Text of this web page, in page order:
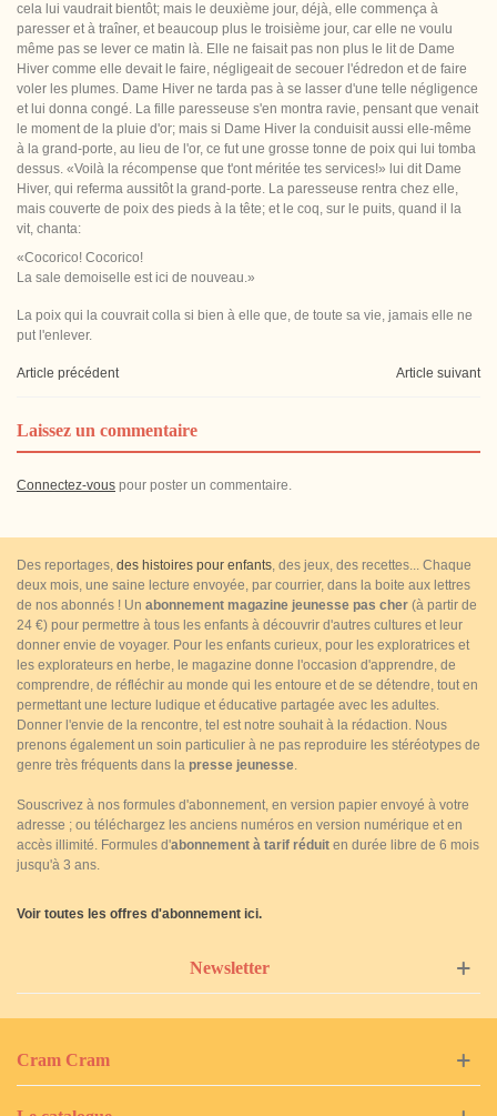
cela lui vaudrait bientôt; mais le deuxième jour, déjà, elle commença à
paresser et à traîner, et beaucoup plus le troisième jour, car elle ne voulu
même pas se lever ce matin là. Elle ne faisait pas non plus le lit de Dame
Hiver comme elle devait le faire, négligeait de secouer l'édredon et de faire
voler les plumes. Dame Hiver ne tarda pas à se lasser d'une telle négligence
et lui donna congé. La fille paresseuse s'en montra ravie, pensant que venait
le moment de la pluie d'or; mais si Dame Hiver la conduisit aussi elle-même
à la grand-porte, au lieu de l'or, ce fut une grosse tonne de poix qui lui tomba
dessus. «Voilà la récompense que t'ont méritée tes services!» lui dit Dame
Hiver, qui referma aussitôt la grand-porte. La paresseuse rentra chez elle,
mais couverte de poix des pieds à la tête; et le coq, sur le puits, quand il la
vit, chanta:
«Cocorico! Cocorico!
La sale demoiselle est ici de nouveau.»
La poix qui la couvrait colla si bien à elle que, de toute sa vie, jamais elle ne
put l'enlever.
Article précédent Article suivant
Laissez un commentaire
Connectez-vous pour poster un commentaire.
Des reportages, des histoires pour enfants, des jeux, des recettes... Chaque
deux mois, une saine lecture envoyée, par courrier, dans la boite aux lettres
de nos abonnés ! Un abonnement magazine jeunesse pas cher (à partir de
24 €) pour permettre à tous les enfants à découvrir d'autres cultures et leur
donner envie de voyager. Pour les enfants curieux, pour les exploratrices et
les explorateurs en herbe, le magazine donne l'occasion d'apprendre, de
comprendre, de réfléchir au monde qui les entoure et de se détendre, tout en
permettant une lecture ludique et éducative partagée avec les adultes.
Donner l'envie de la rencontre, tel est notre souhait à la rédaction. Nous
prenons également un soin particulier à ne pas reproduire les stéréotypes de
genre très fréquents dans la presse jeunesse.
Souscrivez à nos formules d'abonnement, en version papier envoyé à votre
adresse ; ou téléchargez les anciens numéros en version numérique et en
accès illimité. Formules d'abonnement à tarif réduit en durée libre de 6 mois
jusqu'à 3 ans.
Voir toutes les offres d'abonnement ici.
Newsletter
Cram Cram